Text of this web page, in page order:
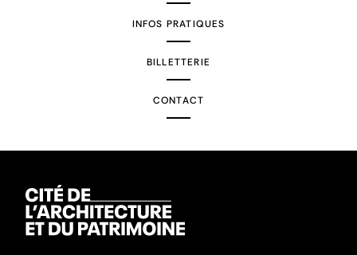
INFOS PRATIQUES
BILLETTERIE
CONTACT